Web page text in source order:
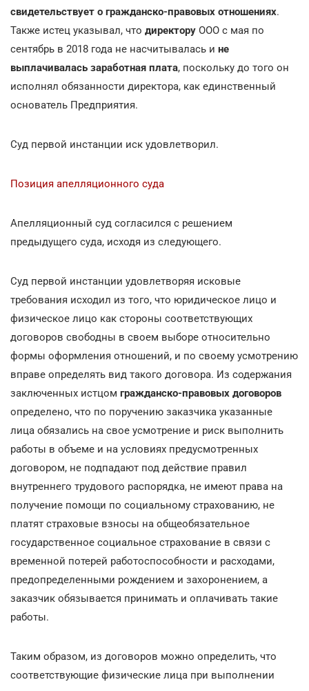
свидетельствует о гражданско-правовых отношениях.
Также истец указывал, что директору ООО с мая по
сентябрь в 2018 года не насчитывалась и не
выплачивалась заработная плата, поскольку до того он
исполнял обязанности директора, как единственный
основатель Предприятия.
Суд первой инстанции иск удовлетворил.
Позиция апелляционного суда
Апелляционный суд согласился с решением
предыдущего суда, исходя из следующего.
Суд первой инстанции удовлетворяя исковые
требования исходил из того, что юридическое лицо и
физическое лицо как стороны соответствующих
договоров свободны в своем выборе относительно
формы оформления отношений, и по своему усмотрению
вправе определять вид такого договора. Из содержания
заключенных истцом гражданско-правовых договоров
определено, что по поручению заказчика указанные
лица обязались на свое усмотрение и риск выполнить
работы в объеме и на условиях предусмотренных
договором, не подпадают под действие правил
внутреннего трудового распорядка, не имеют права на
получение помощи по социальному страхованию, не
платят страховые взносы на общеобязательное
государственное социальное страхование в связи с
временной потерей работоспособности и расходами,
предопределенными рождением и захоронением, а
заказчик обязывается принимать и оплачивать такие
работы.
Таким образом, из договоров можно определить, что
соответствующие физические лица при выполнении